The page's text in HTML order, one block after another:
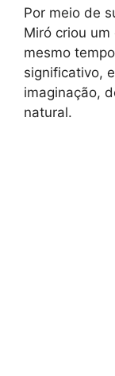
Por meio de
Miró criou
mesmo
significativo,
imaginação,
natural.